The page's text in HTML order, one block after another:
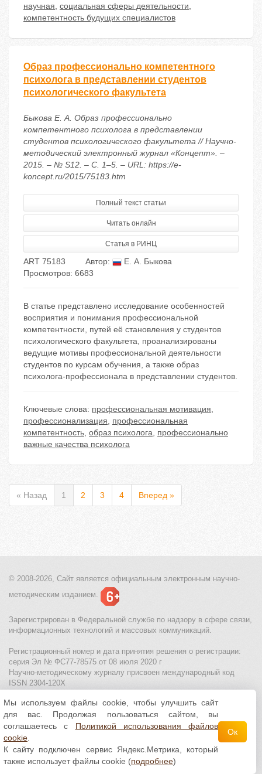
научная, социальная сферы деятельности,
компетентность будущих специалистов
Образ профессионально компетентного
психолога в представлении студентов
психологического факультета
Быкова Е. А. Образ профессионально
компетентного психолога в представлении
студентов психологического факультета // Научно-
методический электронный журнал «Концепт». –
2015. – № S12. – С. 1–5. – URL: https://e-
koncept.ru/2015/75183.htm
Полный текст статьи
Читать онлайн
Статья в РИНЦ
ART 75183 Автор:
Е. А. Быкова
Просмотров: 6683
В статье представлено исследование особенностей
восприятия и понимания профессиональной
компетентности, путей её становления у студентов
психологического факультета, проанализированы
ведущие мотивы профессиональной деятельности
студентов по курсам обучения, а также образ
психолога-профессионала в представлении студентов.
Ключевые слова: профессиональная мотивация,
профессионализация, профессиональная
компетентность, образ психолога, профессионально
важные качества психолога
« Назад 1 2 3 4 Вперед »
© 2008-2026, Сайт является официальным электронным научно-
методическим изданием.
Зарегистрирован в Федеральной службе по надзору в сфере связи,
информационных технологий и массовых коммуникаций.
Регистрационный номер и дата принятия решения о регистрации:
серия Эл № ФС77-78575 от 08 июля 2020 г
Научно-методическому журналу присвоен международный код
ISSN 2304-120X
МЦИТО|Школьные олимпиады и онлайн конкурсы для детей
Политика использования файлов cookie| Политика обработки и
защиты персональных данных
Все материалы доступны полицензии Creative
Commons С указанием авторства 4.0 Всемирная
Мы используем файлы cookie, чтобы улучшить сайт
для вас. Продолжая пользоваться сайтом, вы
соглашаетесь с Политикой использования файлов
cookie
К сайту подключен сервис Яндекс.Метрика, который
также использует файлы cookie (подробнее)
Ок